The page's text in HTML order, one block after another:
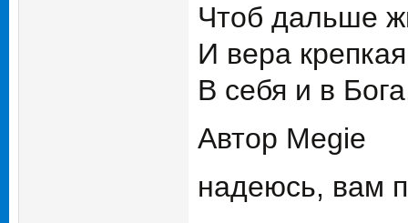
Чтоб дальше
И вера
В себя и в
Автор Megie
надеюсь, вам